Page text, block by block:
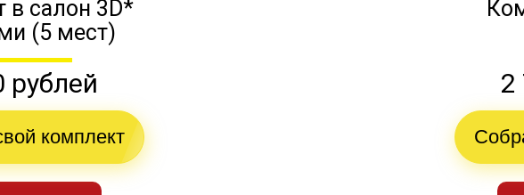
в салон 3D*
(5 мест)
рублей
комплект
2